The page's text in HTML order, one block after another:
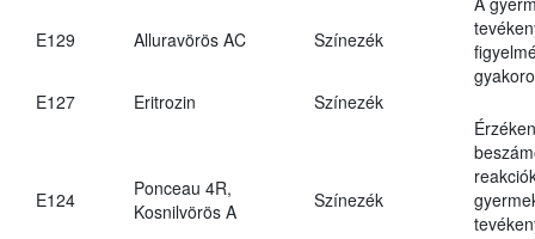
E129 Alluravörös AC Színezék
E127
Eritrozin Színezék
E124
Ponceau 4R,
Kosnilvörös A
Színezék